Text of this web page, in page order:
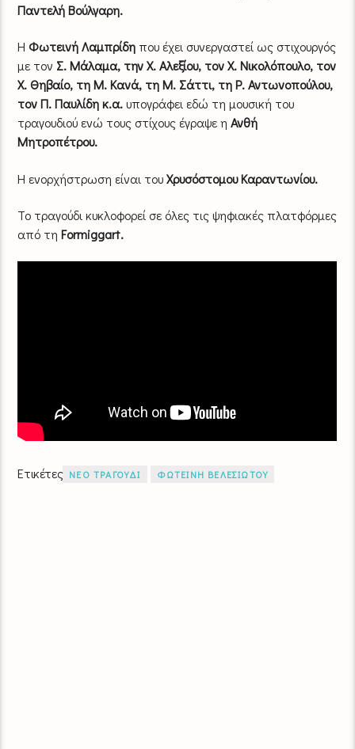
Παντελή Βούλγαρη.
Η Φωτεινή Λαμπρίδη που έχει συνεργαστεί ως στιχουργός
με τον Σ. Μάλαμα, την Χ. Αλεξίου, τον Χ. Νικολόπουλο, τον
Χ. Θηβαίο, τη Μ. Κανά, τη Μ. Σάττι, τη Ρ. Αντωνοπούλου,
τον Π. Παυλίδη κ.α.υπογράφει εδώ τη μουσική του
τραγουδιού ενώ τους στίχους έγραψε ηΑνθή
Μητροπέτρου.
Η ενορχήστρωση είναι τουΧρυσόστομου Καραντωνίου.
Το τραγούδι κυκλοφορεί σε όλες τις ψηφιακές πλατφόρμες
από τη Formiggart.
Ετικέτες ΝΕΟ ΤΡΑΓΟΥΔΙ ΦΩΤΕΙΝΗ ΒΕΛΕΣΙΩΤΟΥ